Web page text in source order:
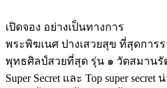
เปิดจอง อย่างเป็นทางการ
พระพิฆเนศ ปางเสวยสุข ที่สุดการ
พุทธศิลป์สวยที่สุด รุ่น ๑ วัดสมานรั
Super Secret และ Top super